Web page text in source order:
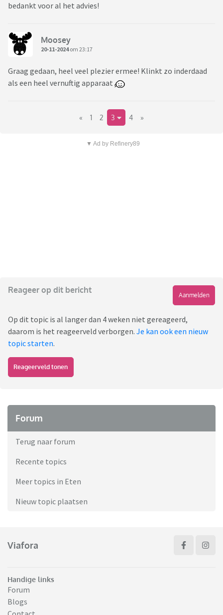
bedankt voor al het advies!
Moosey
20-11-2024om 23:17
Graag gedaan, heel veel plezier ermee! Klinkt zo inderdaad
als een heel vernuftig apparaat
« 1 2 3 4 »
▼ Ad by Refinery89
Reageer op dit bericht
Aanmelden
Op dit topic is al langer dan 4 weken niet gereageerd,
daarom is het reageerveld verborgen. Je kan ook een nieuw
topic starten.
Reageerveld tonen
Forum
Terug naar forum
Recente topics
Meer topics in Eten
Nieuw topic plaatsen
Viafora
Handige links
Forum
Blogs